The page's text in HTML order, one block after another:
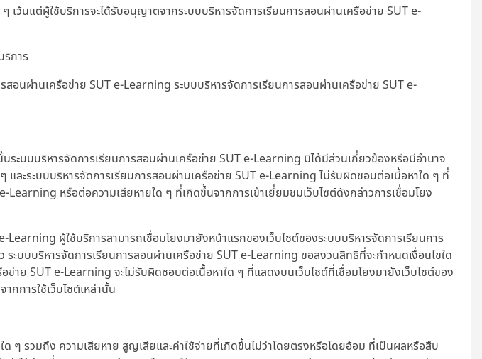
ว้นแต่ผู้ใช้บริการจะได้รับอนุญาตจากระบบบริหารจัดการเรียนการสอนผ่านเครือข่าย SUT e-
ริการ
นผ่านเครือข่าย SUT e-Learning ระบบบริหารจัดการเรียนการสอนผ่านเครือข่าย SUT e-
ระบบบริหารจัดการเรียนการสอนผ่านเครือข่าย SUT e-Learning มิได้มีส่วนเกี่ยวข้องหรือมีอำนาจ
ะระบบบริหารจัดการเรียนการสอนผ่านเครือข่าย SUT e-Learning ไม่รับผิดชอบต่อเนื้อหาใด ๆ ที่
หรือต่อความเสียหายใด ๆ ที่เกิดขึ้นจากการเข้าเยี่ยมชมเว็บไซต์ดังกล่าวการเชื่อมโยง
ผู้ใช้บริการสามารถเชื่อมโยงมายังหน้าแรกของเว็บไซต์ของระบบบริหารจัดการเรียนการ
บบบริหารจัดการเรียนการสอนผ่านเครือข่าย SUT e-Learning ขอสงวนสิทธิที่จะกำหนดเงื่อนไขใด
ข่าย SUT e-Learning จะไม่รับผิดชอบต่อเนื้อหาใด ๆ ที่แสดงบนเว็บไซต์ที่เชื่อมโยงมายังเว็บไซต์ของ
กการใช้เว็บไซต์เหล่านั้น
รวมถึง ความเสียหาย สูญเสียและค่าใช้จ่ายที่เกิดขึ้นไม่ว่าโดยตรงหรือโดยอ้อม ที่เป็นผลหรือสืบ